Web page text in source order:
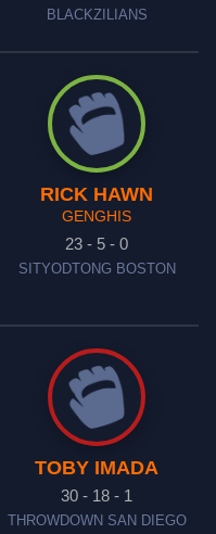
BLACKZILIANS
RICK HAWN
GENGHIS
23 - 5 - 0
SITYODTONG BOSTON
TOBY IMADA
30 - 18 - 1
THROWDOWN SAN DIEGO